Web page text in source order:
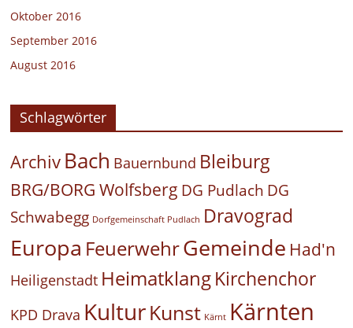
Oktober 2016
September 2016
August 2016
Schlagwörter
Archiv Bach Bauernbund Bleiburg
BRG/BORG Wolfsberg DG Pudlach DG
Schwabegg Dorfgemeinschaft Pudlach Dravograd
Europa FeuerwehrGemeinde Had'n
Heiligenstadt HeimatklangKirchenchor
KPD Drava KulturKunst Kärnt Kärnten